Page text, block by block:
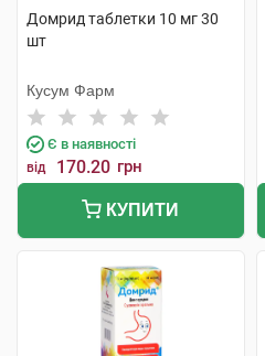
Домрид таблетки 10 мг 30
шт
Кусум Фарм
Є в наявності
від 170.20 грн
КУПИТИ